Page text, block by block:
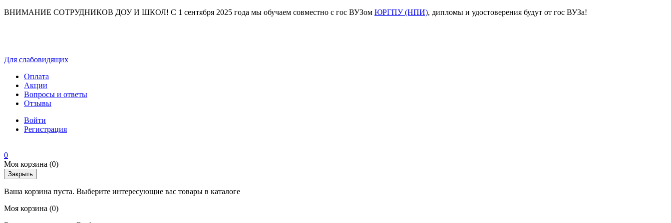
ВНИМАНИЕ СОТРУДНИКОВ ДОУ И ШКОЛ! С 1 сентября 2025 года мы обучаем совместно с гос ВУЗом ЮРГПУ (НПИ), дипломы и удостоверения будут от гос ВУЗа!
Для слабовидящих
Оплата
Акции
Вопросы и ответы
Отзывы
Войти
Регистрация
0
Моя корзина (0)
Закрыть
Ваша корзина пуста. Выберите интересующие вас товары в каталоге
Моя корзина (0)